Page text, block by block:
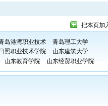
把本页加
岛港湾职业技术
青岛理工大学
日照职业技术学院
山东建筑大学
山东教育学院 山东经贸职业学院